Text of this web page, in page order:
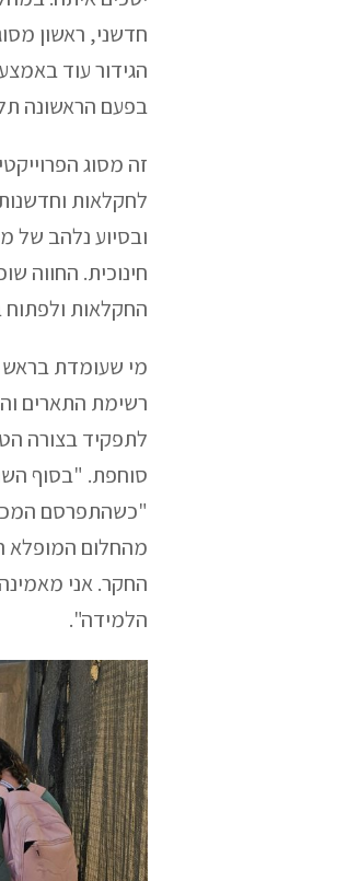
חדשני, ראשון
הגידור עוד
בפעם הראשונה
זה מסוג
לחקלאות
ובסיוע נלהב של
חינוכית. החווה
החקלאות
רשימת התארים
לתפקיד בצורה
סוחפת. "בסוף
"כשהתפרסם
מהחלום המופלא
החקר. אני
הלמידה".